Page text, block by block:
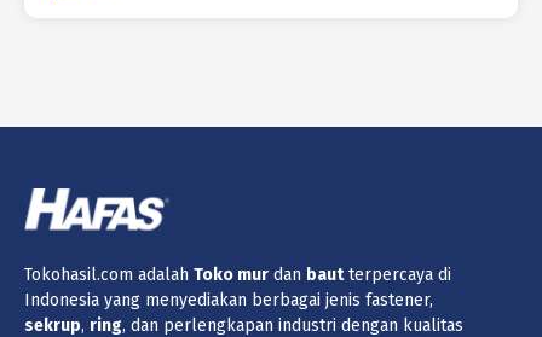
Tokohasil.com adalah Toko mur dan bautterpercaya di
Indonesia yang menyediakan berbagai jenis fastener,
sekrup, ring, dan perlengkapan industri dengan kualitas